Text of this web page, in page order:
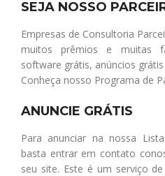
SEJA NOSSO
Empresas de Consultoria
muitos prêmios e muitas
software grátis, anúncios grátis
Conheça nosso Programa de
ANUNCIE GRÁTIS
Para anunciar na nossa
basta entrar em contato
seu site. Este é um serviço